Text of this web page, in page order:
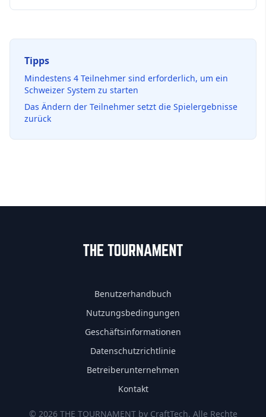
Tipps
Mindestens 4 Teilnehmer sind erforderlich, um ein
Schweizer System zu starten
Das Ändern der Teilnehmer setzt die Spielergebnisse
zurück
Benutzerhandbuch
Nutzungsbedingungen
Geschäftsinformationen
Datenschutzrichtlinie
Betreiberunternehmen
Kontakt
© 2026 THE TOURNAMENT by CraftTech. Alle Rechte